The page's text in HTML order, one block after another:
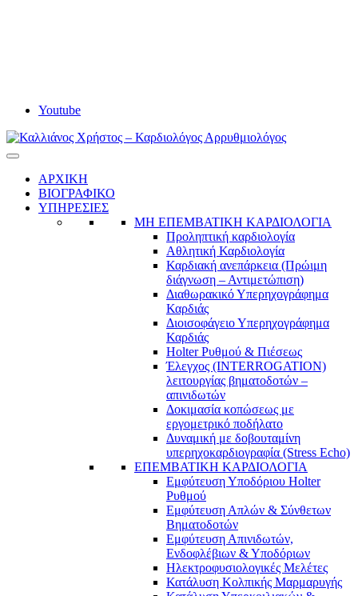
Youtube
ΑΡΧΙΚΗ
ΒΙΟΓΡΑΦΙΚΟ
ΥΠΗΡΕΣΙΕΣ
ΜΗ ΕΠΕΜΒΑΤΙΚΗ ΚΑΡΔΙΟΛΟΓΙΑ
Προληπτική καρδιολογία
Αθλητική Καρδιολογία
Καρδιακή ανεπάρκεια (Πρώιμη
διάγνωση – Αντιμετώπιση)
Διαθωρακικό Υπερηχογράφημα
Καρδιάς
Διοισοφάγειο Υπερηχογράφημα
Καρδιάς
Holter Ρυθμού & Πιέσεως
Έλεγχος (INTERROGATION)
λειτουργίας βηματοδοτών –
απινιδωτών
Δοκιμασία κοπώσεως με
εργομετρικό ποδήλατο
Δυναμική με δοβουταμίνη
υπερηχοκαρδιογραφία (Stress Echo)
ΕΠΕΜΒΑΤΙΚΗ ΚΑΡΔΙΟΛΟΓΙΑ
Εμφύτευση Υποδόριου Holter
Ρυθμού
Εμφύτευση Απλών & Σύνθετων
Βηματοδοτών
Εμφύτευση Απινιδωτών,
Ενδοφλέβιων & Υποδόριων
Ηλεκτροφυσιολογικές Μελέτες
Κατάλυση Κολπικής Μαρμαρυγής